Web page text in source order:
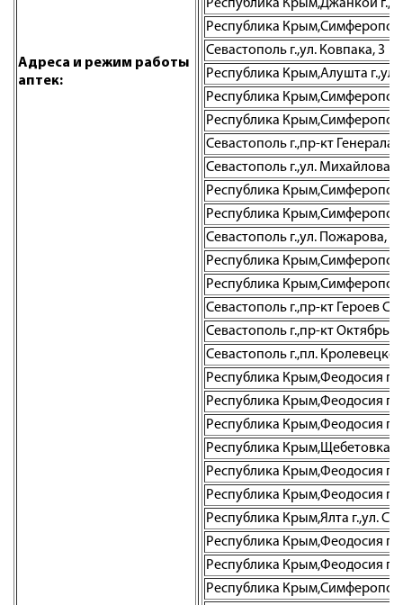
Адреса и режим работы
аптек:
Республика Крым,Джанкой
Республика Крым,Симферополь
Севастополь г.,ул. Ковпака, 3
Республика Крым,Алушта г.,ул.
Республика
Республика
Севастополь г.,пр-кт Генерала
Севастополь г.,ул. Михайлова
Республика
Республика
Севастополь г.,ул. Пожарова,
Республика
Республика
Севастополь г.,пр-кт Героев
Севастополь г.,пр-кт
Севастополь г.,пл.
Республика Крым,Феодосия
Республика Крым,Феодосия
Республика Крым,Феодосия
Республика Крым,Щебетовка
Республика Крым,Феодосия
Республика Крым,Феодосия
Республика Крым,Ялта г.,ул.
Республика Крым,Феодосия
Республика Крым,Феодосия
Республика